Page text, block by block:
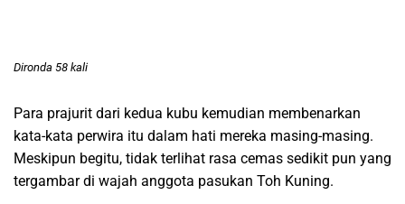
Dironda 58 kali
Para prajurit dari kedua kubu kemudian membenarkan
kata-kata perwira itu dalam hati mereka masing-masing.
Meskipun begitu, tidak terlihat rasa cemas sedikit pun yang
tergambar di wajah anggota pasukan Toh Kuning.